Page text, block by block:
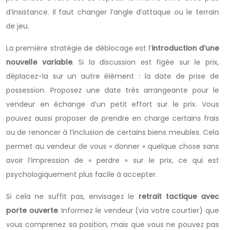
d’insistance. Il faut changer l’angle d’attaque ou le terrain
de jeu.
La première stratégie de déblocage est l’introduction d’une
nouvelle variable. Si la discussion est figée sur le prix,
déplacez-la sur un autre élément : la date de prise de
possession. Proposez une date très arrangeante pour le
vendeur en échange d’un petit effort sur le prix. Vous
pouvez aussi proposer de prendre en charge certains frais
ou de renoncer à l’inclusion de certains biens meubles. Cela
permet au vendeur de vous « donner » quelque chose sans
avoir l’impression de « perdre » sur le prix, ce qui est
psychologiquement plus facile à accepter.
Si cela ne suffit pas, envisagez le retrait tactique avec
porte ouverte. Informez le vendeur (via votre courtier) que
vous comprenez sa position, mais que vous ne pouvez pas